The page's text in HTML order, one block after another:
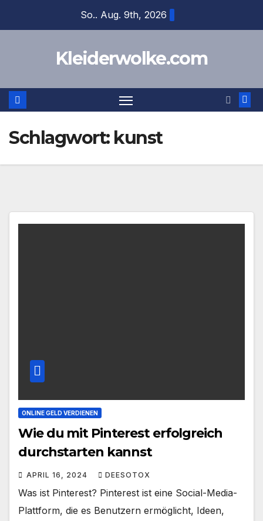
So.. Aug. 9th, 2026
Kleiderwolke.com
Schlagwort: kunst
ONLINE GELD VERDIENEN
Wie du mit Pinterest erfolgreich
durchstarten kannst
APRIL 16, 2024 DEESOTOX
Was ist Pinterest? Pinterest ist eine Social-Media-
Plattform, die es Benutzern ermöglicht, Ideen,